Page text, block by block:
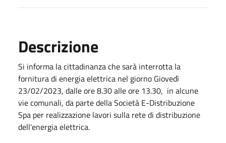
Descrizione
Si informa la cittadinanza che sarà interrotta la
fornitura di energia elettrica nel giorno Giovedì
23/02/2023, dalle ore 8.30 alle ore 13.30, in alcune
vie comunali, da parte della Società E-Distribuzione
Spa per realizzazione lavori sulla rete di distribuzione
dell'energia elettrica.